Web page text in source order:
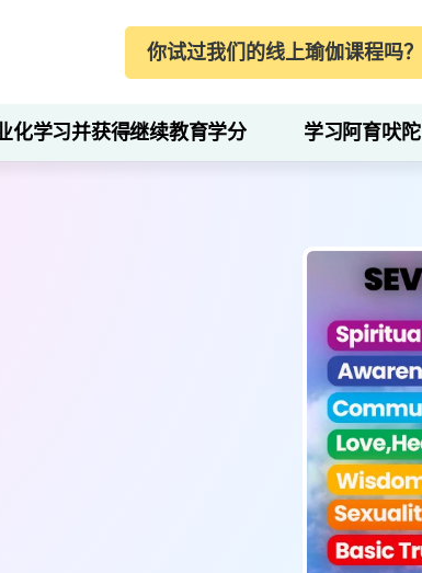
你试过我们的线上瑜伽课程吗？
化学习并获得继续教育学分 学习阿育吠陀